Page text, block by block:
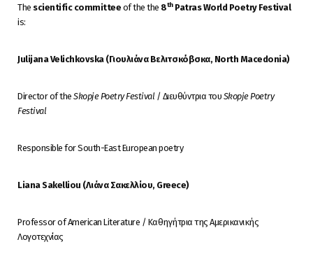
The scientific committee of the the 8thPatras World Poetry Festival
is:
Julijana Velichkovska (Γιουλιάνα Βελιτσκόβσκα, North Macedonia)
Director of the Skopje Poetry Festival/ Διευθύντρια του Skopje Poetry
Festival
Responsible for South-East European poetry
Liana Sakelliou (Λιάνα Σακελλίου, Greece)
Professor of American Literature / Καθηγήτρια της Αμερικανικής
Λογοτεχνίας